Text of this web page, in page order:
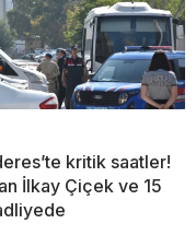
kritik saatler!
İlkay Çiçek ve 15